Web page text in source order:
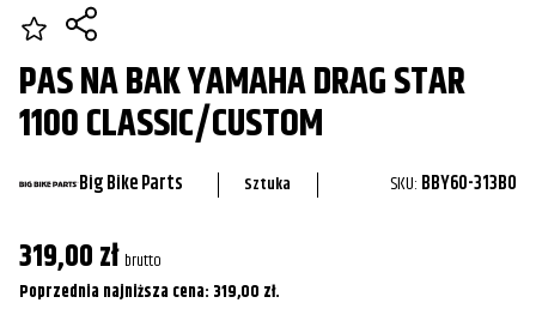
PAS NA BAK YAMAHA DRAG STAR
1100 CLASSIC/CUSTOM
Big Bike Parts Sztuka SKU: BBY60-313BO
319,00zł brutto
Poprzednia najniższa cena: 319,00 zł.